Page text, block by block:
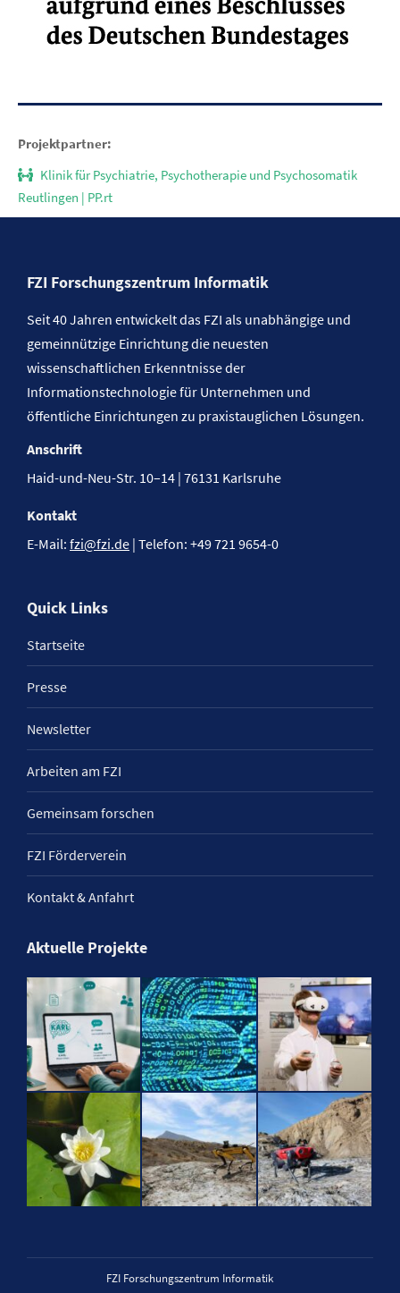
Projektpartner:
Klinik für Psychiatrie, Psychotherapie und Psychosomatik
Reutlingen | PP.rt
FZI Forschungszentrum Informatik
Seit 40 Jahren entwickelt das FZI als unabhängige und
gemeinnützige Einrichtung die neuesten
wissenschaftlichen Erkenntnisse der
Informationstechnologie für Unternehmen und
öffentliche Einrichtungen zu praxistauglichen Lösungen.
Anschrift
Haid-und-Neu-Str. 10–14 | 76131 Karlsruhe
Kontakt
E-Mail: fzi@fzi.de | Telefon: +49 721 9654-0
Quick Links
Startseite
Presse
Newsletter
Arbeiten am FZI
Gemeinsam forschen
FZI Förderverein
Kontakt & Anfahrt
Aktuelle Projekte
FZI Forschungszentrum Informatik